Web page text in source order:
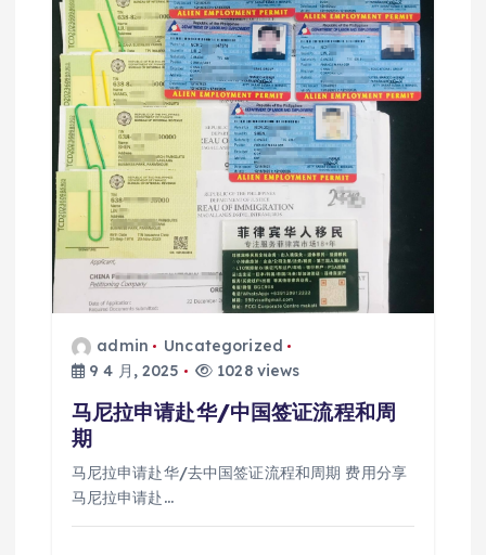
admin
Uncategorized
9 4 月, 2025
1028 views
马尼拉申请赴华/中国签证流程和周
期
马尼拉申请赴华/去中国签证流程和周期 费用分享
马尼拉申请赴…